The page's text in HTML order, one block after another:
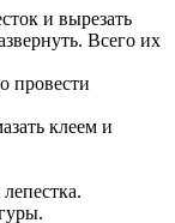
и вырезать
Всего их
провести
клеем и